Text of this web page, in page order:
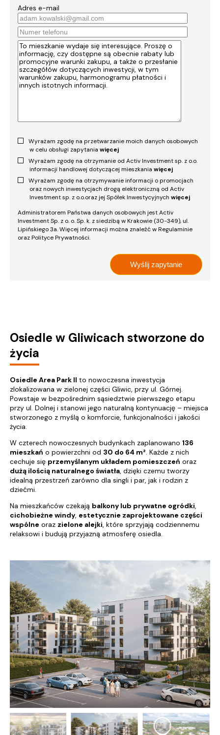
Adres e-mail
Wyrażam zgodę na przetwarzanie moich danych osobowych
w celu obsługi zapytaniawięcej
Wyrażam zgodę na otrzymanie od Activ Investment sp. z o.o.
informacji handlowej dotyczącej mieszkaniawięcej
Wyrażam zgodę na otrzymywanie informacji o promocjach
oraz nowych inwestycjach drogą elektroniczną od Activ
Investment sp. z o.o.oraz jej Spółek Inwestycyjnychwięcej
Administratorem Państwa danych osobowych jest Activ
Investment Sp. z o. o. Sp. k. z siedzibą w Krakowie (30-349), ul.
Lipińskiego 3a. Więcej informacji można znaleźć w Regulaminie
oraz Polityce Prywatności.
Osiedle w Gliwicach stworzone do
życia
Osiedle Area Park II to nowoczesna inwestycja
zlokalizowana w zielonej części Gliwic, przy ul. Górnej.
Powstaje w bezpośrednim sąsiedztwie pierwszego etapu
przy ul. Dolnej i stanowi jego naturalną kontynuację – miejsca
stworzonego z myślą o komforcie, funkcjonalności i jakości
życia.
W czterech nowoczesnych budynkach zaplanowano 136
mieszkań o powierzchni od 30 do 64 m². Każde z nich
cechuje się przemyślanym układem pomieszczeń oraz
dużą ilością naturalnego światła, dzięki czemu tworzy
idealną przestrzeń zarówno dla singli i par, jak i rodzin z
dziećmi.
Na mieszkańców czekają balkony lub prywatne ogródki,
cichobieżne windy, estetycznie zaprojektowane części
wspólne oraz zielone alejki, które sprzyjają codziennemu
relaksowi i budują przyjazną atmosferę osiedla.